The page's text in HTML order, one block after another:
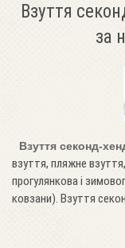
Взуття
за
Взуття секонд-
взуття, пляжне
прогулянкова і
ковзани). Взуття